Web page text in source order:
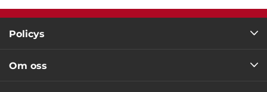
Policys
Om oss